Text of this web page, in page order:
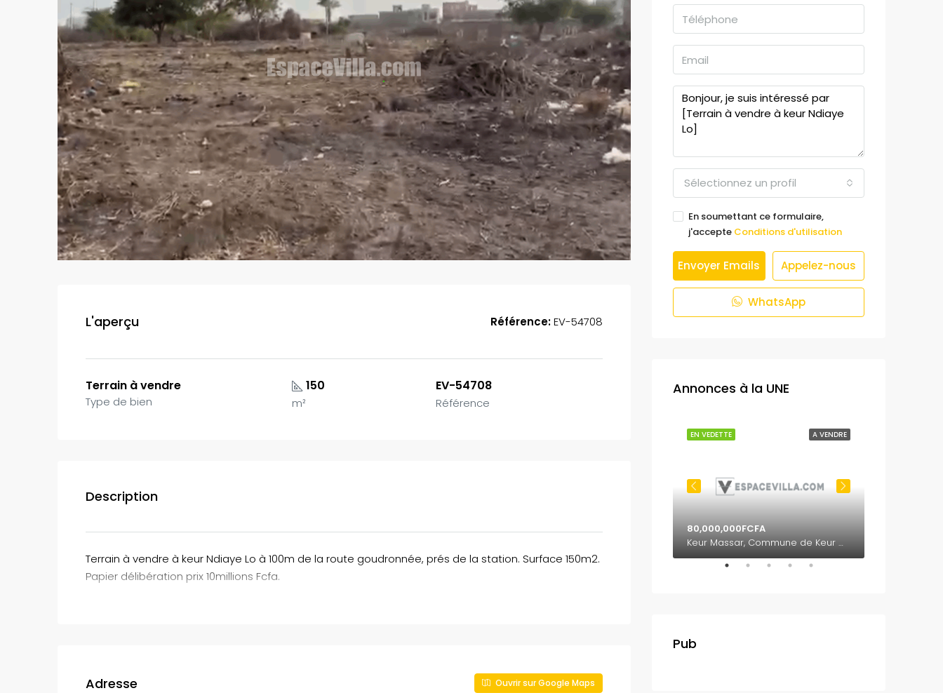
L'aperçu Référence:EV-54708
Terrain à vendre
Type de bien
150
m²
EV-54708
Référence
Description
Terrain à vendre à keur Ndiaye Lo à 100m de la route goudronnée, prés de la station. Surface 150m2.
Papier délibération prix 10millions Fcfa.
Adresse Ouvrir sur Google Maps
Sélectionnez un profil
En soumettant ce formulaire,
j'accepte Conditions d'utilisation
Envoyer Emails Appelez-nous
WhatsApp
Annonces à la UNE
A VENDRE
EN VEDETTE
80,000,000FCFA
Keur Massar, Commune de Keur Massar Nord, Arrondissement de Malika, Département de Keur Massar, Région de Dakar, 17000, Sénégal
Pub